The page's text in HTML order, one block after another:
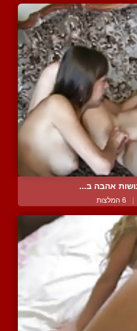
אהבה ב...
| 6 המלצות